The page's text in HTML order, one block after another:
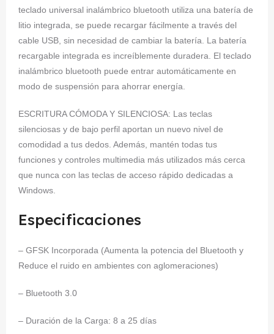
teclado universal inalámbrico bluetooth utiliza una batería de
litio integrada, se puede recargar fácilmente a través del
cable USB, sin necesidad de cambiar la batería. La batería
recargable integrada es increíblemente duradera. El teclado
inalámbrico bluetooth puede entrar automáticamente en
modo de suspensión para ahorrar energía.
ESCRITURA CÓMODA Y SILENCIOSA: Las teclas
silenciosas y de bajo perfil aportan un nuevo nivel de
comodidad a tus dedos. Además, mantén todas tus
funciones y controles multimedia más utilizados más cerca
que nunca con las teclas de acceso rápido dedicadas a
Windows.
Especificaciones
– GFSK Incorporada (Aumenta la potencia del Bluetooth y
Reduce el ruido en ambientes con aglomeraciones)
– Bluetooth 3.0
– Duración de la Carga: 8 a 25 días